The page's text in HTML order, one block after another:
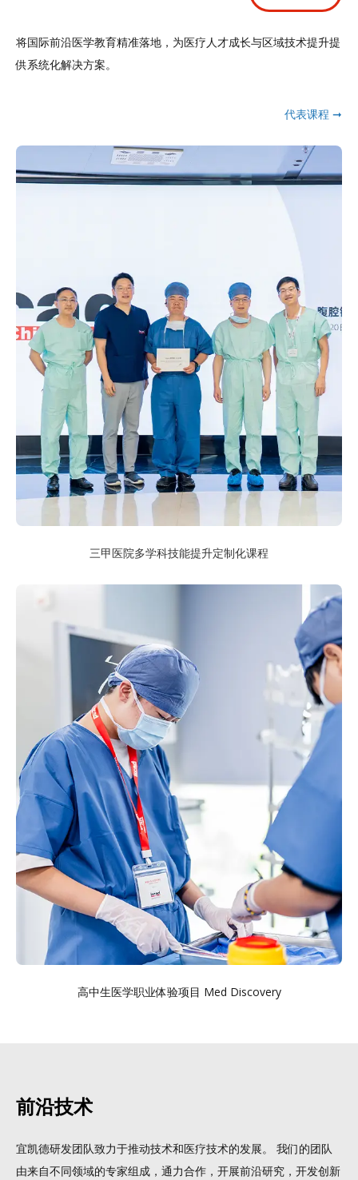
将国际前沿医学教育精准落地，为医疗人才成长与区域技术提升提
供系统化解决方案。
代表课程 ➞
三甲医院多学科技能提升定制化课程
高中生医学职业体验项目 Med Discovery
前沿技术
宜凯德研发团队致力于推动技术和医疗技术的发展。 我们的团队
由来自不同领域的专家组成，通力合作，开展前沿研究，开发创新